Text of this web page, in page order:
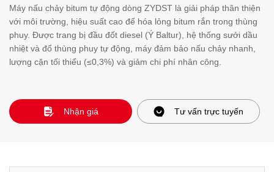
Máy nấu chảy bitum tự động dòng ZYDST là giải pháp thân thiện
với môi trường, hiệu suất cao để hóa lỏng bitum rắn trong thùng
phuy. Được trang bị đầu đốt diesel (Ý Baltur), hệ thống sưởi dầu
nhiệt và đổ thùng phuy tự động, máy đảm bảo nấu chảy nhanh,
lượng cặn tối thiểu (≤0,3%) và giảm chi phí nhân công.
Nhận giá Tư vấn trực tuyến